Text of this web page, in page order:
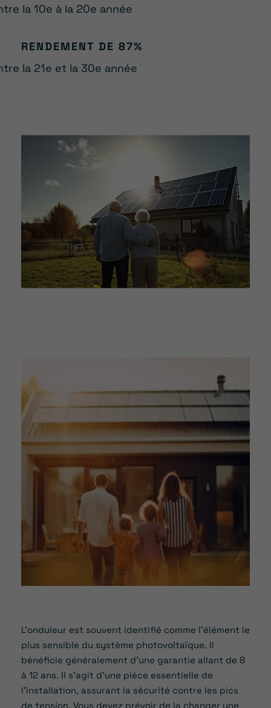
la 10e à la 20e année
RENDEMENT DE 87%
la 21e et la 30e année
L’onduleur est souvent identifié comme l’élément le
plus sensible du système photovoltaïque. Il
bénéficie généralement d’une garantie allant de 8
à 12 ans. Il s’agit d’une pièce essentielle de
l’installation, assurant la sécurité contre les pics
de tension. Vous devez prévoir de la changer une